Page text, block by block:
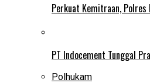
Perkuat Kemitraan,
PT Indocement Tunggal
Polhukam